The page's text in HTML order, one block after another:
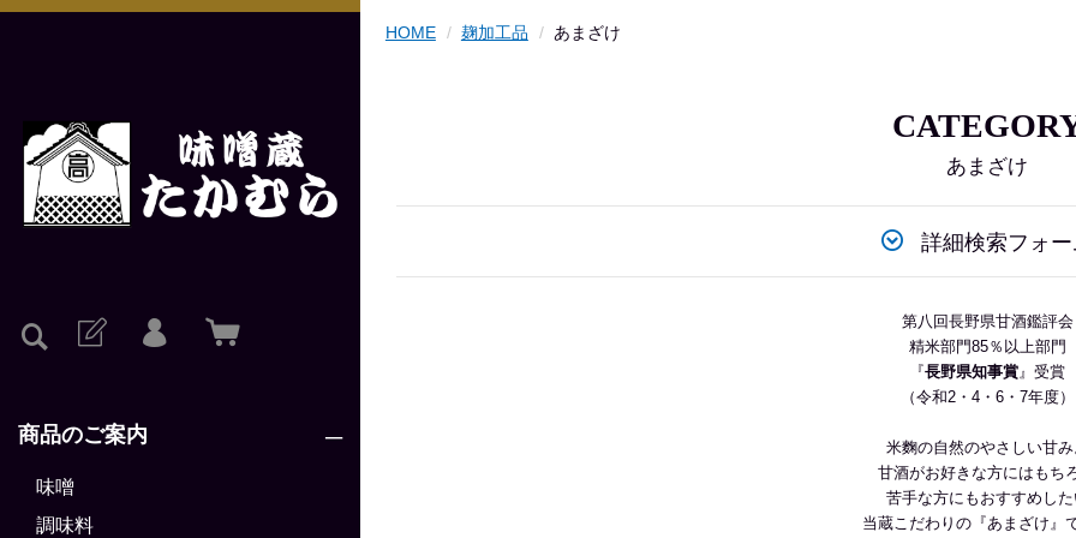
商品のご案内
味噌
調味料
HOME 麹加工品 あまざけ
あまざけ
詳細検索フォー
第八回長野県甘酒鑑評会
精米部門85％以上部門
『長野県知事賞』受賞
（令和2・4・6・7年度）
米麴の自然のやさしい甘み
甘酒がお好きな方にはもち
苦手な方にも おすすめし
当蔵こだわりの『あまざけ』